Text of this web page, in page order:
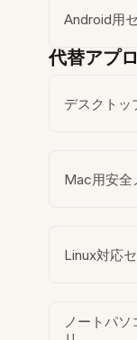
Android用
代替アプ
デスクトッ
Mac用安全
Linux対応
ノートパ